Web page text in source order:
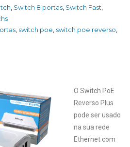
Switch 8 portas Switch Fast
switch poe switch poe reverso
O Switch PoE
Reverso Plus
pode ser usado
na sua rede
Ethernet com